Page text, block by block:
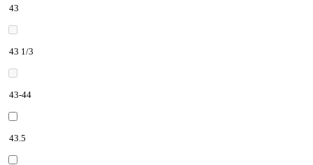
43
43 1/3
43-44
43.5